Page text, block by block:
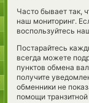
Часто бывает так,
наш мониторинг.
воспользуйтесь
Постарайтесь
всегда можете
пунктов обмена
получите
обменники не
помощи